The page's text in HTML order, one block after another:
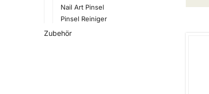
Nail Art Pinsel
Pinsel Reiniger
Zubehör